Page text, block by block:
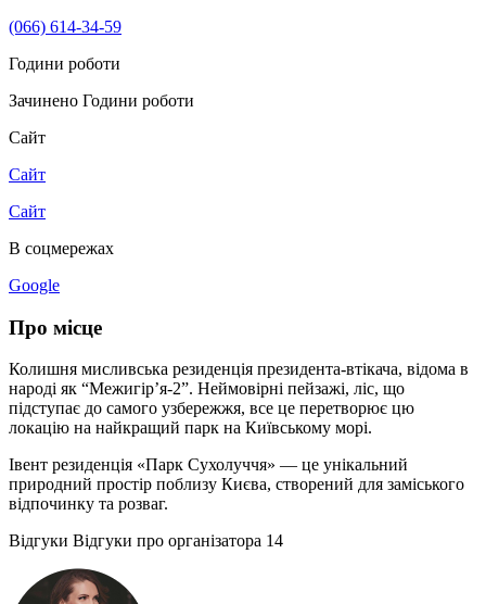
(066) 614-34-59
Години роботи
Зачинено Години роботи
Сайт
Сайт
Сайт
В соцмережах
Google
Про місце
Колишня мисливська резиденція президента-втікача, відома в
народі як “Межигір’я-2”. Неймовірні пейзажі, ліс, що
підступає до самого узбережжя, все це перетворює цю
локацію на найкращий парк на Київському морі.
Івент резиденція «Парк Сухолуччя» — це унікальний
природний простір поблизу Києва, створений для заміського
відпочинку та розваг.
Відгуки Відгуки про організатора 14